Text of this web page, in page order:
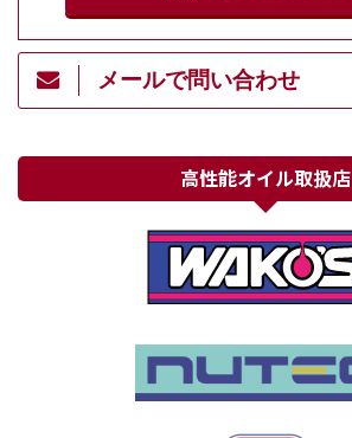
メールで問い合わせ
高性能オイル取扱店